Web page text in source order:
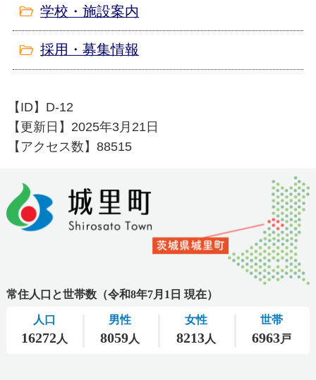
学校・施設案内
採用・募集情報
【ID】 D-12
【更新日】 2025年3月21日
【アクセス数】88515